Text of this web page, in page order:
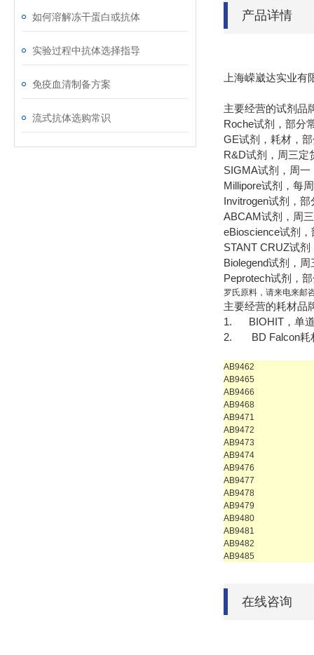
如何溶解冻干蛋白或抗体
实验过程中抗体选择指导
免疫血清制备方案
流式抗体选购常识
产品详情
上海嵘崴达实业有
主要经营的试剂品
Roche试剂，部分
GE试剂，耗材，
R&D试剂，周三定
SIGMA试剂，周
Millipore试剂，每
Invitrogen试剂，
ABCAM试剂，周
eBioscience试剂
STANT CRUZ试
Biolegend试剂，
Peprotech试剂，
罗氏原料，请来电来邮
主要经营的耗材品
1. BIOHIT ，单
2. BD Falcon耗
AB9462
AB9465
AB9466
AB9468
AB9471
AB9472
AB9473
AB9474
AB9476
AB9477
AB9478
AB9479
AB9480
AB9481
AB9482
AB9485
在线咨询